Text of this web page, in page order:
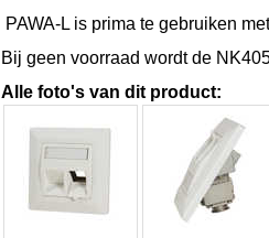
PAWA-L is prima te gebruiken
Bij geen voorraad wordt de
Alle foto's van dit product: